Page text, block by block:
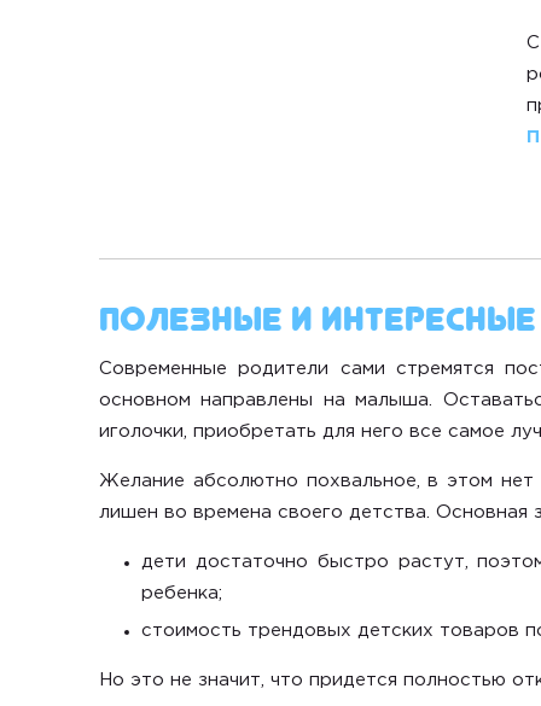
Полезные и
Современные родители сами стремятся
основном направлены на малыша.
иголочки, приобретать для него все самое
Желание абсолютно похвальное, в этом
лишен во времена своего детства. Основная
дети достаточно быстро растут,
ребенка;
стоимость трендовых детских товаров
Но это не значит, что придется полностью